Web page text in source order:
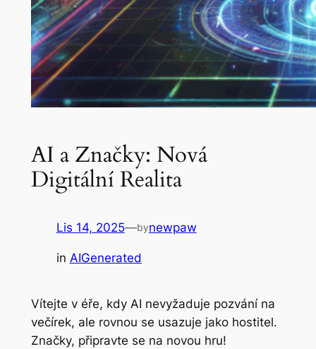
AI a Značky: Nová
Digitální Realita
Lis 14, 2025—bynewpaw
in AIGenerated
Vítejte v éře, kdy AI nevyžaduje pozvání na
večírek, ale rovnou se usazuje jako hostitel.
Značky, připravte se na novou hru!